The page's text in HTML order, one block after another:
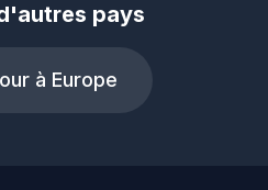
pays
à Europe